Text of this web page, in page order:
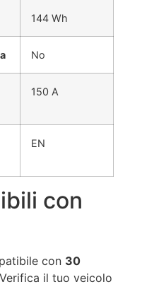
144 Wh
No
150 A
EN
con
con 30
il tuo veicolo